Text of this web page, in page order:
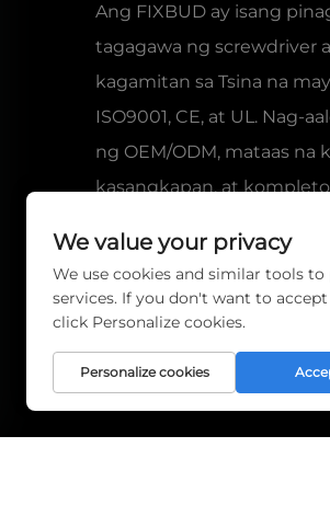
Ang FIXBUD ay isang
tagagawa ng screwdriver
kagamitan sa Tsina na
ISO9001, CE, at UL. Nag-
ng OEM/ODM, mataas na
kasangkapan, at
pagbili para sa mga global
Humiling ng pasadyang
We value your privacy
We use cookies and similar tools
services. If you don't want to
click Personalize cookies.
Personalize cookies